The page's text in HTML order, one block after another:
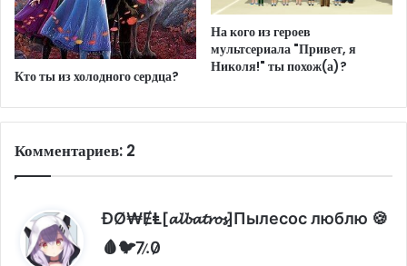
Кто ты из холодного сердца?
На кого из героев
мультсериала "Привет, я
Николя!" ты похож(а)?
Комментариев: 2
ĐØ₩ɆⱠ[𝓪𝓵𝓫𝓪𝓽𝓻𝓸𝓼]Пылесос люблю 🍪
🩸🐦7̷.̷0̷̷